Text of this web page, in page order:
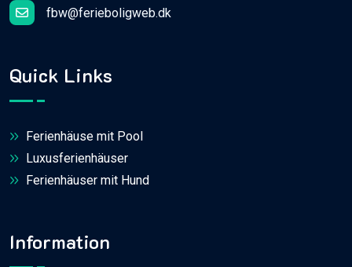
fbw@ferieboligweb.dk
Quick Links
Ferienhäuse mit Pool
Luxusferienhäuser
Ferienhäuser mit Hund
Information